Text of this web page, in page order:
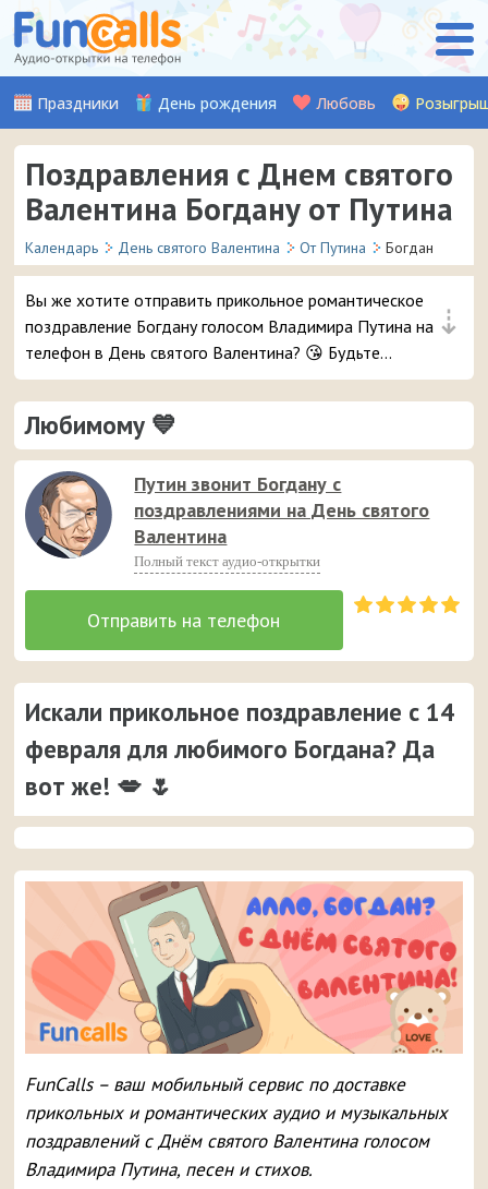
Праздники День рождения Любовь
Поздравления с Днем святого
Валентина Богдану от Путина
Календарь День святого Валентина От Путина Богдан
⇣
Вы же хотите отправить прикольное романтическое
поздравление Богдану голосом Владимира Путина на
телефон в День святого Валентина? 😘 Будьте
уверены, ему точно понравится – и неожиданный
звонок и такое весёлое аудио признание ❤ 👏
Любимому 💙
Путин звонит Богдану с
поздравлениями на День святого
Валентина
Полный текст аудио-открытки
Искали прикольное поздравление с 14
февраля для любимого Богдана? Да
вот же! 💋 🌷
FunCalls – ваш мобильный сервис по доставке
прикольных и романтических аудио и музыкальных
поздравлений с Днём святого Валентина голосом
Владимира Путина, песен и стихов.